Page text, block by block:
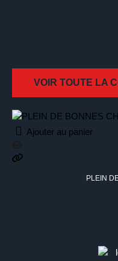
VOIR TOUTE LA
Ajouter au panier
PLEIN